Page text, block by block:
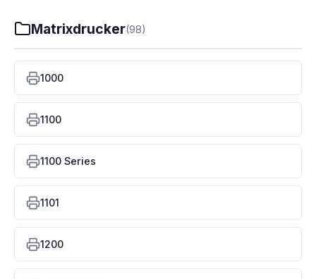
Matrixdrucker(98)
1000
1100
1100 Series
1101
1200